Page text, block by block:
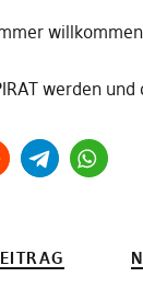
werden und